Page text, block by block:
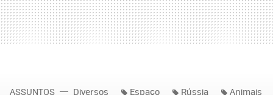
ASSUNTOS Diversos Espaço Rússia Animais